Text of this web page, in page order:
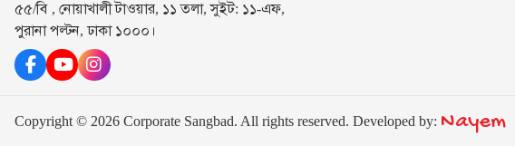
৫৫/বি , নোয়াখালী টাওয়ার, ১১ তলা, সুইট: ১১-এফ,
পুরানা পল্টন, ঢাকা ১০০০।
Copyright © 2026 Corporate Sangbad. All rights reserved. Developed by: Nayem